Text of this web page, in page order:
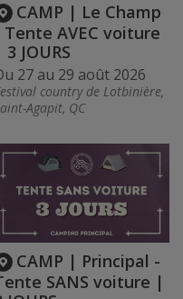
CAMP | Le Champ
Tente AVEC voiture
3 JOURS
27 au 29 août 2026
country de Lotbinière,
Agapit, QC
CAMP | Principal -
SANS voiture |